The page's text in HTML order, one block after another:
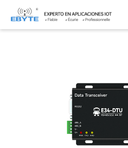
Home > Modem > Wireless modem